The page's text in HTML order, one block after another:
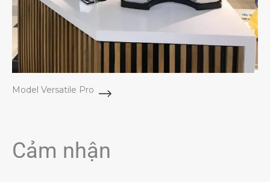
Model Versatile Pro
Cảm nhận